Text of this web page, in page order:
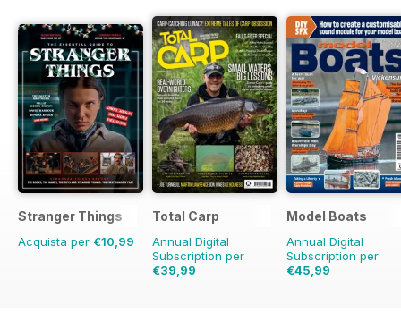
Stranger Things
Acquista per €10,99
Total Carp
Annual Digital
Subscription per
€39,99
Model Boats
Annual Digital
Subscription per
€45,99